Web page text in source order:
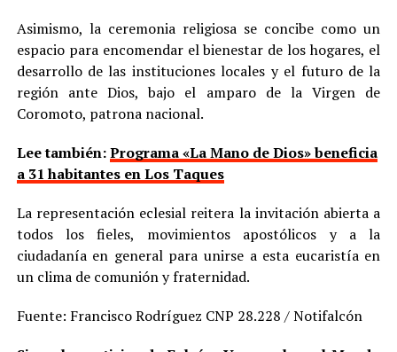
Asimismo, la ceremonia religiosa se concibe como un
espacio para encomendar el bienestar de los hogares, el
desarrollo de las instituciones locales y el futuro de la
región ante Dios, bajo el amparo de la Virgen de
Coromoto, patrona nacional.
Lee también:Programa «La Mano de Dios» beneficia
a 31 habitantes en Los Taques
La representación eclesial reitera la invitación abierta a
todos los fieles, movimientos apostólicos y a la
ciudadanía en general para unirse a esta eucaristía en
un clima de comunión y fraternidad.
Fuente: Francisco Rodríguez CNP 28.228 / Notifalcón